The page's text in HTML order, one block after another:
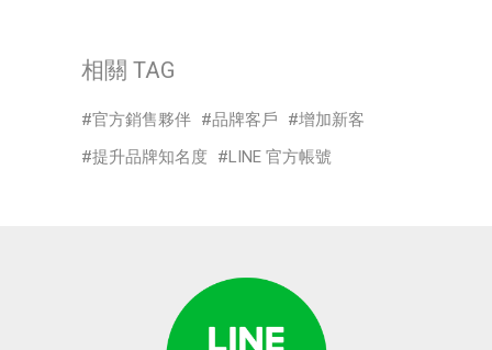
相關 TAG
官方銷售夥伴 品牌客戶
增加新客
提升品牌知名度
LINE 官方帳號